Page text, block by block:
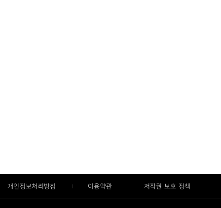
개인정보처리방침 이용약관 저작권 보호 정책